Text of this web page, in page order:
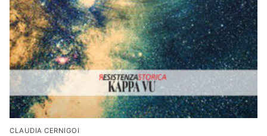
CLAUDIA CERNIGOI